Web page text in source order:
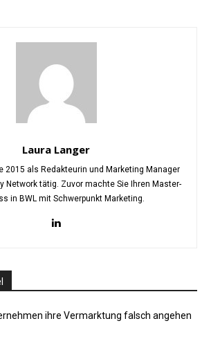
Laura Langer
2015 als Redakteurin und Marketing Manager
Network tätig. Zuvor machte Sie Ihren Master-
in BWL mit Schwerpunkt Marketing.
ihre Vermarktung falsch angehen